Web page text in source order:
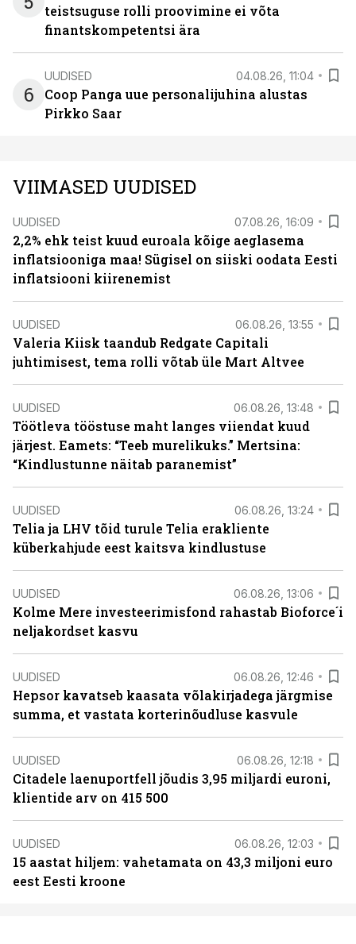
teistsuguse rolli proovimine ei võta
finantskompetentsi ära
6
UUDISED 04.08.26, 11:04
Coop Panga uue personalijuhina alustas
Pirkko Saar
VIIMASED UUDISED
UUDISED 07.08.26, 16:09
2,2% ehk teist kuud euroala kõige aeglasema
inflatsiooniga maa! Sügisel on siiski oodata Eesti
inflatsiooni kiirenemist
UUDISED 06.08.26, 13:55
Valeria Kiisk taandub Redgate Capitali
juhtimisest, tema rolli võtab üle Mart Altvee
UUDISED 06.08.26, 13:48
Töötleva tööstuse maht langes viiendat kuud
järjest. Eamets: “Teeb murelikuks.” Mertsina:
“Kindlustunne näitab paranemist”
UUDISED 06.08.26, 13:24
Telia ja LHV tõid turule Telia erakliente
küberkahjude eest kaitsva kindlustuse
UUDISED 06.08.26, 13:06
Kolme Mere investeerimisfond rahastab Bioforce´i
neljakordset kasvu
UUDISED 06.08.26, 12:46
Hepsor kavatseb kaasata võlakirjadega järgmise
summa, et vastata korterinõudluse kasvule
UUDISED 06.08.26, 12:18
Citadele laenuportfell jõudis 3,95 miljardi euroni,
klientide arv on 415 500
UUDISED 06.08.26, 12:03
15 aastat hiljem: vahetamata on 43,3 miljoni euro
eest Eesti kroone